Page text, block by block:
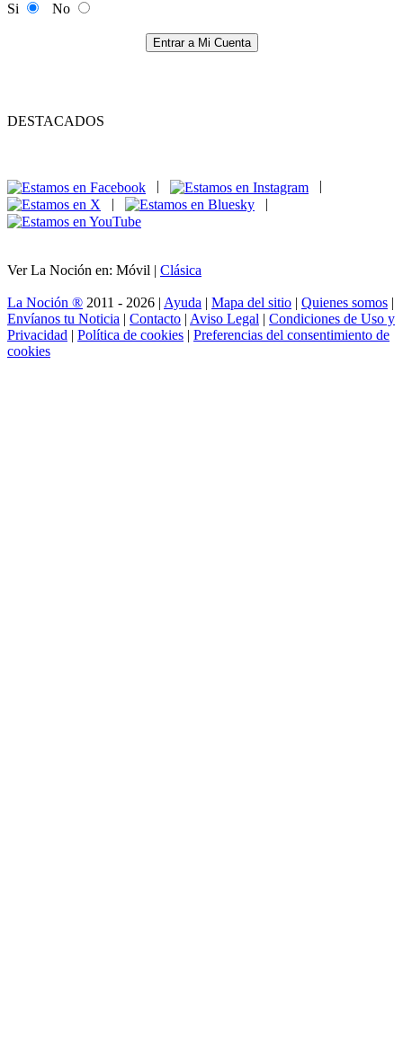
Si
No
Entrar a Mi Cuenta
DESTACADOS
|
|
Ver La Noción en: Móvil | Clásica
La Noción ® 2011 - 2026 | Ayuda | Mapa del sitio | Quienes somos |
Envíanos tu Noticia | Contacto | Aviso Legal | Condiciones de Uso y
Privacidad | Política de cookies | Preferencias del consentimiento de
cookies